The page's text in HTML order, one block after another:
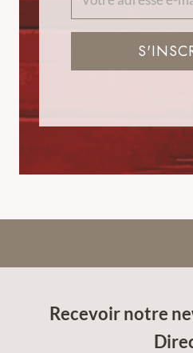
Recevoir notre